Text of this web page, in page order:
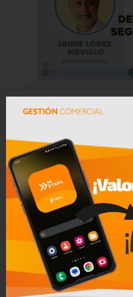
Deporte, cultura
ciudadana
Leer mas
Convocatoria a
Bienes Muebles e
CREA en Liquidación